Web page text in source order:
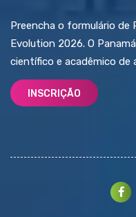
Preencha o formulário de
Evolution 2026. O
científico e acadêmico de
INSCRIÇÃO